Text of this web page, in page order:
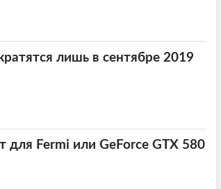
лишь в сентябре 2019
для Fermi или GeForce GTX 580